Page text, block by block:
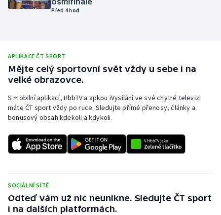
Plavání
Ragby
Rychlobruslení
Rychlostní kanoistika
Sportovní střelba
Stolní tenis
Triatlon
Před 4 hod
APLIKACE ČT SPORT
Mějte celý sportovní svět vždy u sebe i na
velké obrazovce.
S mobilní aplikací, HbbTV a apkou iVysílání ve své chytré televizi
máte ČT sport vždy po ruce. Sledujte přímé přenosy, články a
bonusový obsah kdekoli a kdykoli.
SOCIÁLNÍ SÍTĚ
Odteď vám už nic neunikne. Sledujte ČT sport
i na dalších platformách.